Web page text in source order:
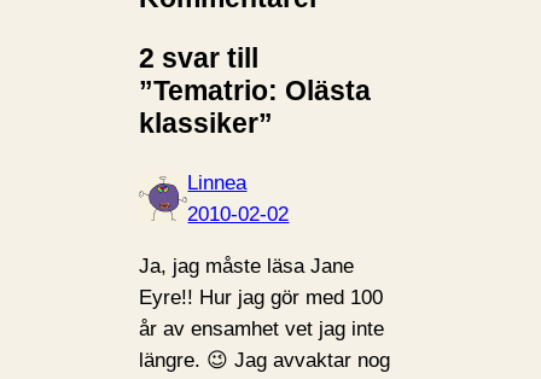
2 svar till
”Tematrio: Olästa
klassiker”
Linnea
2010-02-02
Ja, jag måste läsa Jane
Eyre!! Hur jag gör med 100
år av ensamhet vet jag inte
längre. 😉 Jag avvaktar nog